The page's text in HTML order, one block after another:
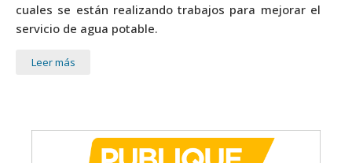
cuales se están realizando trabajos para mejorar el
servicio de agua potable.
Leer más